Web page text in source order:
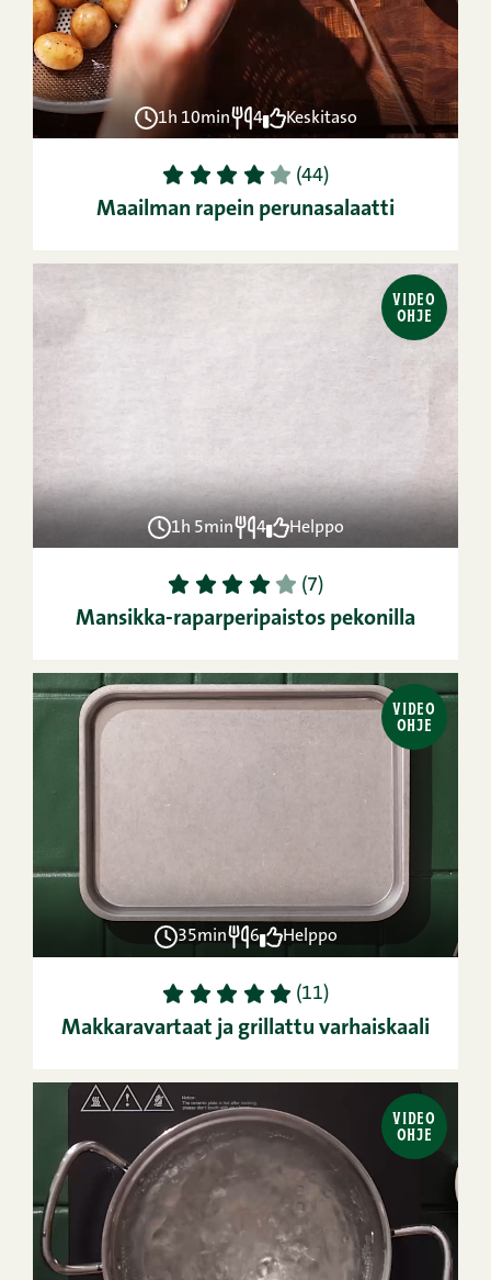
1h 10min 4 Keskitaso
1 2 3 4 5 (44)
Maailman rapein perunasalaatti
VIDEO
OHJE
1h 5min 4 Helppo
1 2 3 4 5 (7)
Mansikka-raparperipaistos pekonilla
VIDEO
OHJE
35min 6 Helppo
1 2 3 4 5 (11)
Makkaravartaat ja grillattu varhaiskaali
VIDEO
OHJE